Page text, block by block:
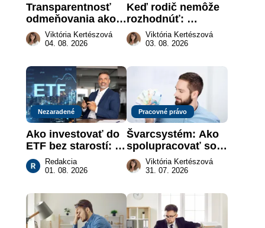
Transparentnosť
odmeňovania ako
právna povinnosť:
revolúcia na
práce
Viktória Kertészová
04. 08. 2026
Keď rodič nemôže
rozhodnúť:
nahradenie prejavu
vôle súdom v
Viktória Kertészová
03. 08. 2026
Nezaradené
Ako investovať do
ETF bez starostí:
Investičné plány,
ktoré urobia prácu
Redakcia
01. 08. 2026
Pracovné právo
Švarcsystém: Ako
spolupracovať so
živnostníkom
legálne a bez
Viktória Kertészová
31. 07. 2026